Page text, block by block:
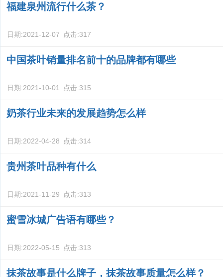
福建泉州流行什么茶？
日期:2021-12-07 点击:317
中国茶叶销量排名前十的品牌都有哪些
日期:2021-10-01 点击:315
奶茶行业未来的发展趋势怎么样
日期:2022-04-28 点击:314
贵州茶叶品种有什么
日期:2021-11-29 点击:313
蜜雪冰城广告语有哪些？
日期:2022-05-15 点击:313
抹茶故事是什么牌子，抹茶故事质量怎么样？